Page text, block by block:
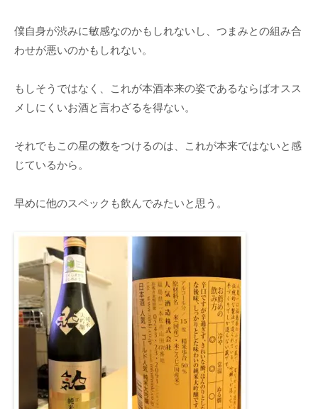
僕自身が渋みに敏感なのかもしれないし、つまみとの組み合
わせが悪いのかもしれない。
もしそうではなく、これが本酒本来の姿であるならばオスス
メしにくいお酒と言わざるを得ない。
それでもこの星の数をつけるのは、これが本来ではないと感
じているから。
早めに他のスペックも飲んでみたいと思う。